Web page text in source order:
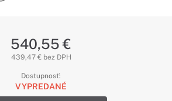
540,55 €
439,47 € bez DPH
Dostupnosť:
VYPREDANÉ